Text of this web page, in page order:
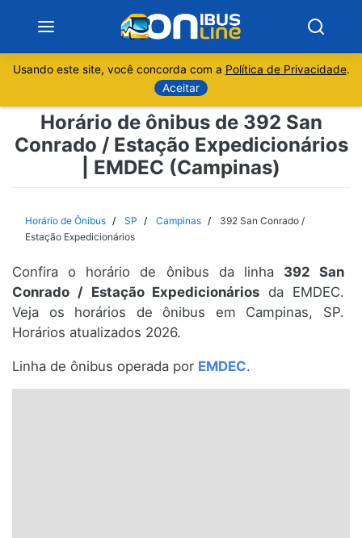
Sobre
Minas Gerais
Espírito Santo
Paraná
Santa Catarina
Usando este site, você concorda com a Política de Privacidade.
Aceitar
Horário de ônibus de 392 San
Conrado / Estação Expedicionários
| EMDEC (Campinas)
Horário de Ônibus SP Campinas
392 San Conrado /
Estação Expedicionários
Confira o horário de ônibus da linha 392 San
Conrado / Estação Expedicionários da EMDEC.
Veja os horários de ônibus em Campinas, SP.
Horários atualizados 2026.
Linha de ônibus operada por EMDEC.